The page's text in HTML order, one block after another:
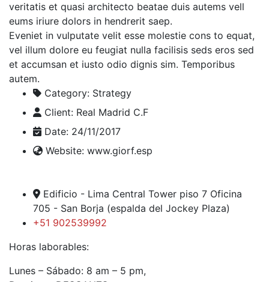
veritatis et quasi architecto beatae duis autems vell
eums iriure dolors in hendrerit saep.
Eveniet in vulputate velit esse molestie cons to equat,
vel illum dolore eu feugiat nulla facilisis seds eros sed
et accumsan et iusto odio dignis sim. Temporibus
autem.
Category: Strategy
Client: Real Madrid C.F
Date: 24/11/2017
Website: www.giorf.esp
Edificio - Lima Central Tower piso 7 Oficina
705 - San Borja (espalda del Jockey Plaza)
+51 902539992
Horas laborables:
Lunes – Sábado: 8 am – 5 pm,